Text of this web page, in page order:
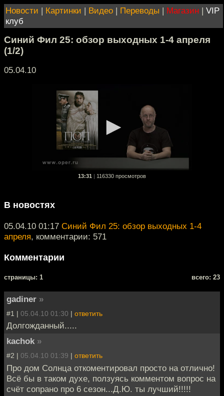
Новости | Картинки | Видео | Переводы | Магазин | VIP
клуб
Синий Фил 25: обзор выходных 1-4 апреля
(1/2)
05.04.10
13:31 116330 просмотров
В новостях
05.04.10 01:17 Синий Фил 25: обзор выходных 1-4
апреля, комментарии: 571
Комментарии
cтраницы: 1 всего: 23
gadiner »
#1 | 05.04.10 01:30 | ответить
Долгожданный.....
kachok »
#2 | 05.04.10 01:39 | ответить
Про дом Солнца откоментировал просто на отлично!
Всё бы в таком духе, ползуясь комментом вопрос на
счёт сопрано про 6 сезон...Д.Ю. ты лучший!!!!!